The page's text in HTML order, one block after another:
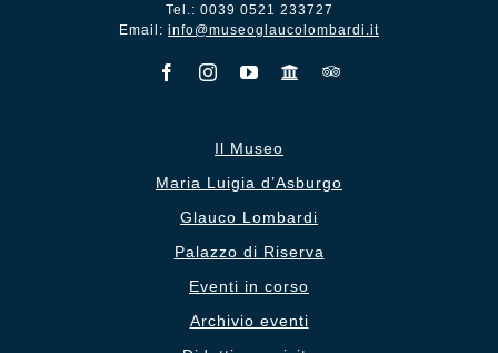
Tel.: 0039 0521 233727
Email: info@museoglaucolombardi.it
Il Museo
Maria Luigia d’Asburgo
Glauco Lombardi
Palazzo di Riserva
Eventi in corso
Archivio eventi